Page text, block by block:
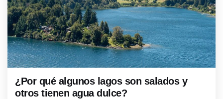
¿Por qué algunos lagos son salados y
otros tienen agua dulce?